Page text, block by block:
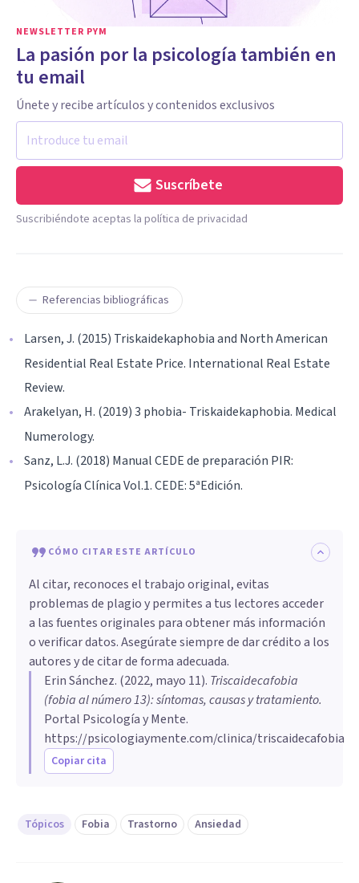
NEWSLETTER PYM
La pasión por la psicología también en
tu email
Únete y recibe artículos y contenidos exclusivos
Suscríbete
Suscribiéndote aceptas la política de privacidad
Referencias bibliográficas
Larsen, J. (2015) Triskaidekaphobia and North American
Residential Real Estate Price. International Real Estate
Review.
Arakelyan, H. (2019) 3 phobia- Triskaidekaphobia. Medical
Numerology.
Sanz, L.J. (2018) Manual CEDE de preparación PIR:
Psicología Clínica Vol.1. CEDE: 5ªEdición.
CÓMO CITAR ESTE ARTÍCULO
Al citar, reconoces el trabajo original, evitas
problemas de plagio y permites a tus lectores acceder
a las fuentes originales para obtener más información
o verificar datos. Asegúrate siempre de dar crédito a los
autores y de citar de forma adecuada.
Erin Sánchez. (2022, mayo 11). Triscaidecafobia
(fobia al número 13): síntomas, causas y tratamiento.
Portal Psicología y Mente.
https://psicologiaymente.com/clinica/triscaidecafobia
Copiar cita
Tópicos Fobia Trastorno Ansiedad